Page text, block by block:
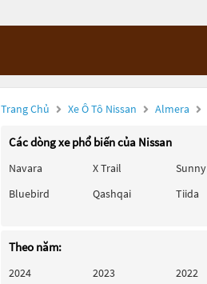
Trang Chủ Xe Ô Tô Nissan Almera
Các dòng xe phổ biến của Nissan
Navara X Trail Sunny
Bluebird
Qashqai Tiida
Theo năm:
2024 2023 2022